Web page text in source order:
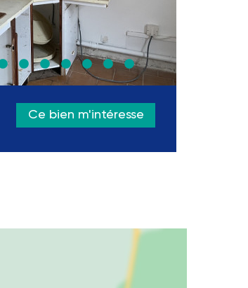
Ce bien m'intéresse